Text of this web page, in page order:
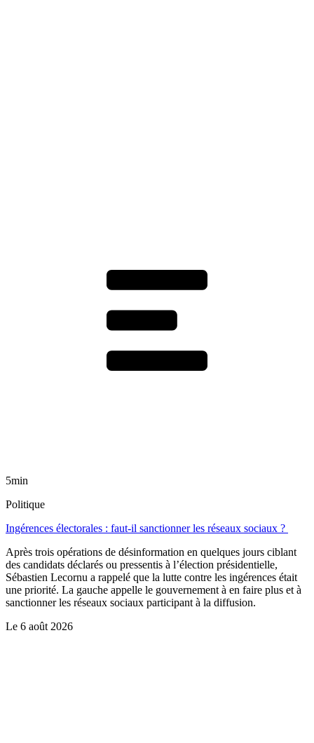
5min
Politique
Ingérences électorales : faut-il sanctionner les réseaux sociaux ?
Après trois opérations de désinformation en quelques jours ciblant
des candidats déclarés ou pressentis à l’élection présidentielle,
Sébastien Lecornu a rappelé que la lutte contre les ingérences était
une priorité. La gauche appelle le gouvernement à en faire plus et à
sanctionner les réseaux sociaux participant à la diffusion.
Le 6 août 2026